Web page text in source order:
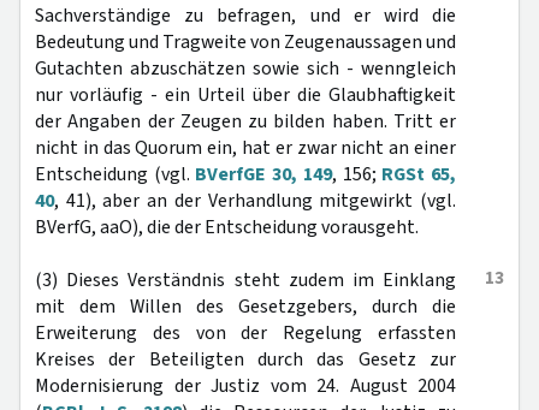
Sachverständige zu befragen, und er wird die
Bedeutung und Tragweite von Zeugenaussagen und
Gutachten abzuschätzen sowie sich - wenngleich
nur vorläufig - ein Urteil über die Glaubhaftigkeit
der Angaben der Zeugen zu bilden haben. Tritt er
nicht in das Quorum ein, hat er zwar nicht an einer
Entscheidung (vgl. BVerfGE 30, 149, 156; RGSt 65,
40, 41), aber an der Verhandlung mitgewirkt (vgl.
BVerfG, aaO), die der Entscheidung vorausgeht.
13
(3) Dieses Verständnis steht zudem im Einklang
mit dem Willen des Gesetzgebers, durch die
Erweiterung des von der Regelung erfassten
Kreises der Beteiligten durch das Gesetz zur
Modernisierung der Justiz vom 24. August 2004